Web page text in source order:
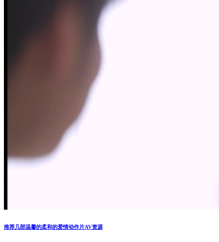
推荐几部温馨的柔和的爱情动作片AV资源